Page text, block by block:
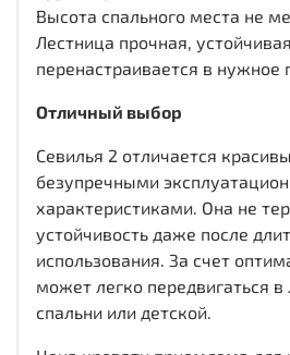
Высота спального места не
Лестница прочная,
перенастраивается в нужное
Отличный выбор
Севилья 2 отличается
безупречными
характеристиками. Она не
устойчивость даже после
использования. За счет
может легко передвигаться
спальни или детской.